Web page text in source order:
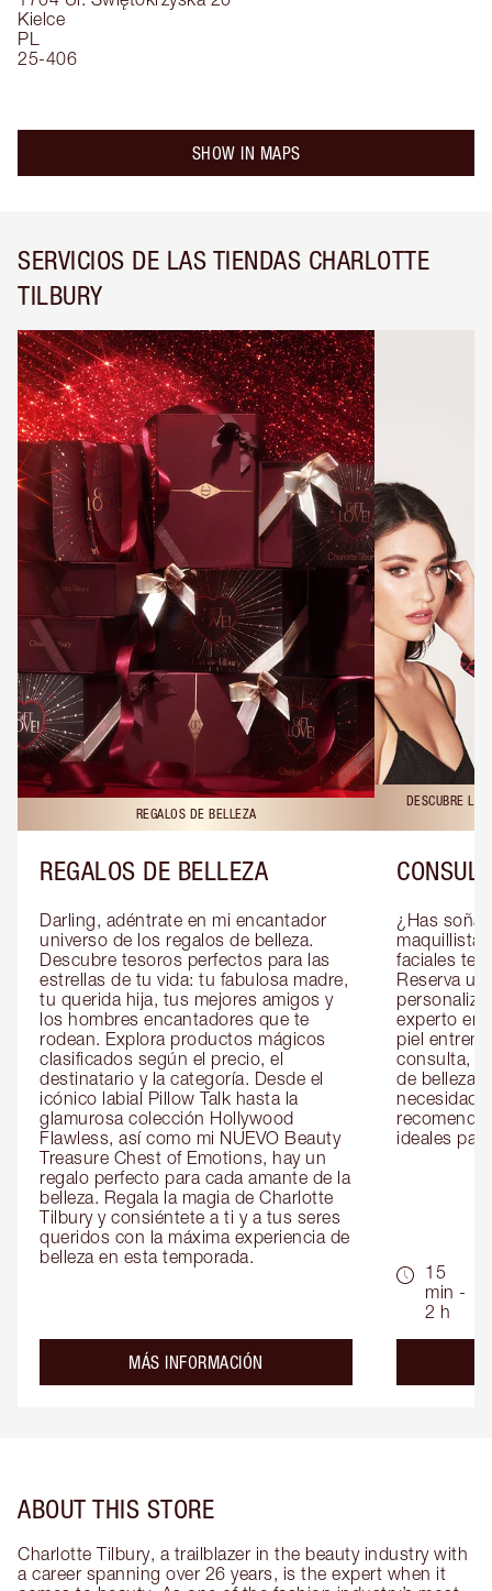
Kielce
PL
25-406
SHOW IN MAPS
SERVICIOS DE LAS TIENDAS CHARLOTTE
TILBURY
REGALOS DE BELLEZA
REGALOS DE BELLEZA
Darling, adéntrate en mi encantador
universo de los regalos de belleza.
Descubre tesoros perfectos para las
estrellas de tu vida: tu fabulosa madre,
tu querida hija, tus mejores amigos y
los hombres encantadores que te
rodean. Explora productos mágicos
clasificados según el precio, el
destinatario y la categoría. Desde el
icónico labial Pillow Talk hasta la
glamurosa colección Hollywood
Flawless, así como mi NUEVO Beauty
Treasure Chest of Emotions, hay un
regalo perfecto para cada amante de la
belleza. Regala la magia de Charlotte
Tilbury y consiéntete a ti y a tus seres
queridos con la máxima experiencia de
belleza en esta temporada.
MÁS INFORMACIÓN
DESCUBRE
¿Has
maquillista
faciales te
Reserva
experto en
piel
consulta,
de belleza
ideales
15
min -
2 h
ABOUT THIS STORE
Charlotte Tilbury, a trailblazer in the beauty industry with
a career spanning over 26 years, is the expert when it